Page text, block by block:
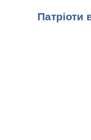
Патріоти